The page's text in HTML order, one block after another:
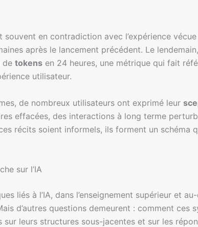
souvent en contradiction avec l’expérience
après le lancement précédent. Le
de tokens en 24 heures, une métrique qui fait
utilisateur.
de nombreux utilisateurs ont exprimé leur
effacées, des interactions à long terme
récits soient informels, ils forment un
sur l’IA
liés à l’IA, dans l’enseignement supérieur et
d’autres questions demeurent : comment
leurs structures sous-jacentes et sur les